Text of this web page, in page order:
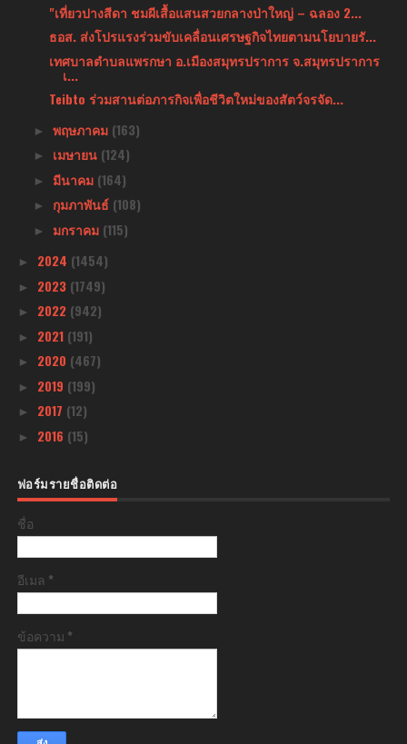
"เที่ยวปางสีดา ชมผีเสื้อแสนสวยกลางป่าใหญ่ – ฉลอง 2...
ธอส. ส่งโปรแรงร่วมขับเคลื่อนเศรษฐกิจไทยตามนโยบายรั...
เทศบาลตำบลแพรกษา อ.เมืองสมุทรปราการ จ.สมุทรปราการ
เ...
Teibto ร่วมสานต่อภารกิจเพื่อชีวิตใหม่ของสัตว์จรจัด...
► พฤษภาคม (163)
► เมษายน (124)
► มีนาคม (164)
► กุมภาพันธ์ (108)
► มกราคม (115)
► 2024 (1454)
► 2023 (1749)
► 2022 (942)
► 2021 (191)
► 2020 (467)
► 2019 (199)
► 2017 (12)
► 2016 (15)
ฟอร์มรายชื่อติดต่อ
ชื่อ
อีเมล *
ข้อความ *